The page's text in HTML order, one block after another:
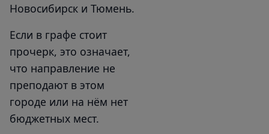
Новосибирск и Тюмень.
Если в графе стоит
прочерк, это означает,
что направление не
преподают в этом
городе или на нём нет
бюджетных мест.